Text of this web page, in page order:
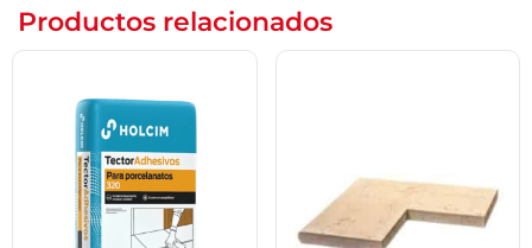
Productos relacionados